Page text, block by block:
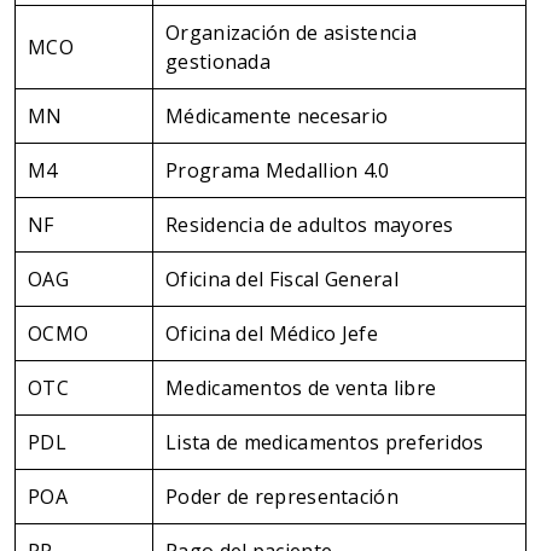
MCO
Organización de asistencia
gestionada
MN Médicamente necesario
M4 Programa Medallion 4.0
NF Residencia de adultos mayores
OAG Oficina del Fiscal General
OCMO Oficina del Médico Jefe
OTC Medicamentos de venta libre
PDL Lista de medicamentos preferidos
POA Poder de representación